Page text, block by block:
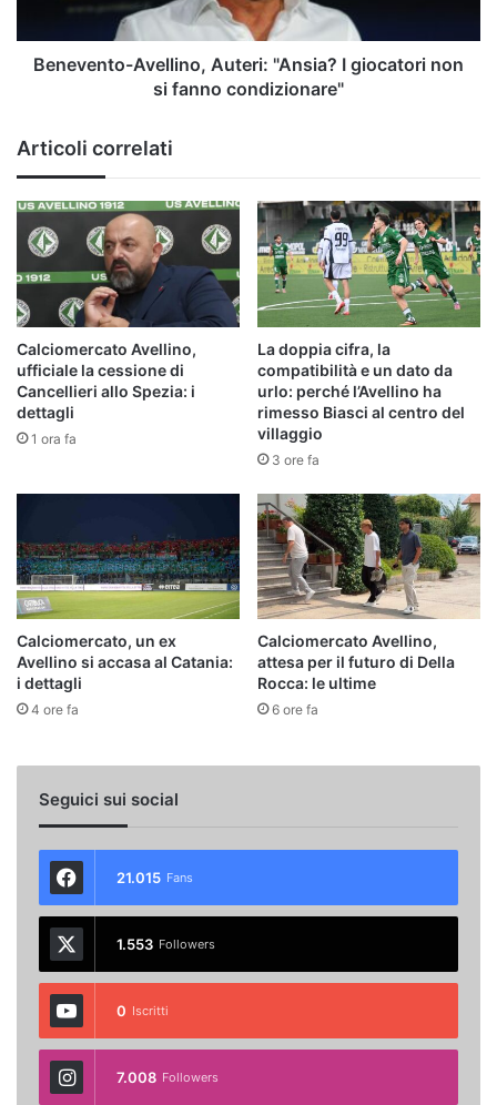
fanno
condizionare"
Benevento-Avellino, Auteri: "Ansia? I giocatori non
si fanno condizionare"
Articoli correlati
Calciomercato Avellino,
ufficiale la cessione di
Cancellieri allo Spezia: i
dettagli
1 ora fa
La doppia cifra, la
compatibilità e un dato da
urlo: perché l’Avellino ha
rimesso Biasci al centro del
villaggio
3 ore fa
Calciomercato, un ex
Avellino si accasa al Catania:
i dettagli
4 ore fa
Calciomercato Avellino,
attesa per il futuro di Della
Rocca: le ultime
6 ore fa
Seguici sui social
21.015 Fans
1.553 Followers
0 Iscritti
7.008 Followers